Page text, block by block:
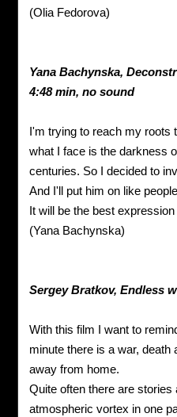
(Olia Fedorova)
Yana Bachynska,
4:48 min, no sound
I'm trying to reach my roots
what I face is the darkness
centuries. So I decided to
And I'll put him on like
It will be the best
(Yana Bachynska)
Sergey Bratkov, Endless
With this film I want to
minute there is a war,
away from home.
Quite often there are
atmospheric vortex in one